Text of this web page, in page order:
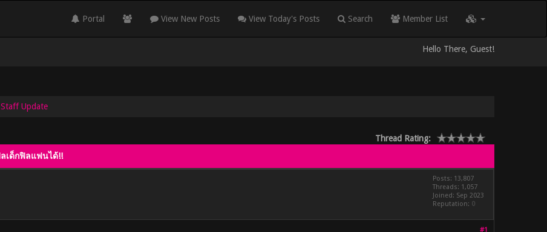
Portal View New Posts View Today's Posts Search Member List
Hello There, Guest!
Update
Thread Rating:
เด็กฟิลแฟนได้!!
Posts: 13,807
Threads: 1,057
Joined: Sep 2023
Reputation: 0
#1